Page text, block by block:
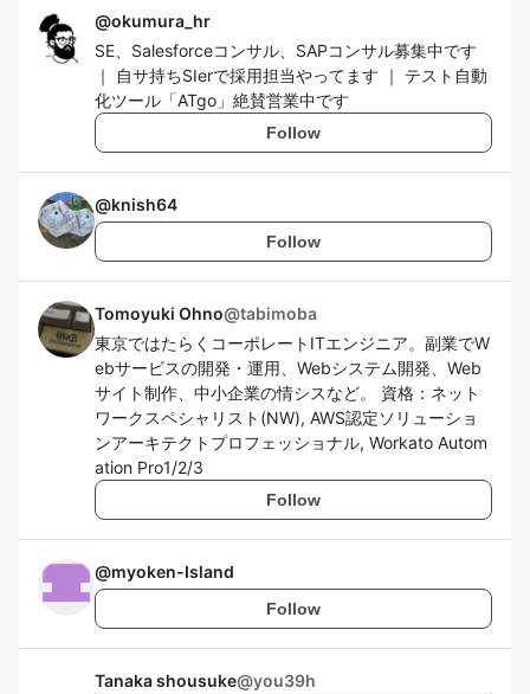
@okumura_hr
SE、Salesforceコンサル、SAPコンサル募集中です
｜ 自サ持ちSIerで採用担当やってます ｜ テスト自動
化ツール「ATgo」絶賛営業中です
Follow
@knish64
Follow
Tomoyuki Ohno@tabimoba
東京ではたらくコーポレートITエンジニア。副業でW
ebサービスの開発・運用、Webシステム開発、Web
サイト制作、中小企業の情シスなど。 資格：ネット
ワークスペシャリスト(NW), AWS認定ソリューショ
ンアーキテクトプロフェッショナル, Workato Autom
ation Pro1/2/3
Follow
@myoken-Island
Follow
Tanaka shousuke@you39h